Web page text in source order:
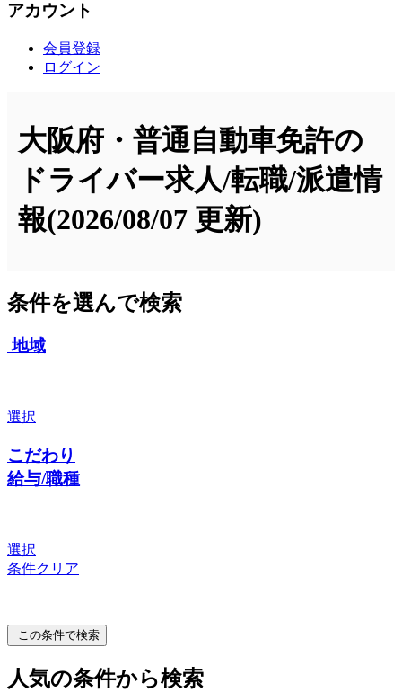
アカウント
会員登録
ログイン
大阪府・普通自動車免許の
ドライバー求人/転職/派遣情
報(2026/08/07 更新)
条件を選んで検索
地域
選択
こだわり
給与/職種
選択
条件クリア
この条件で検索
人気の条件から検索